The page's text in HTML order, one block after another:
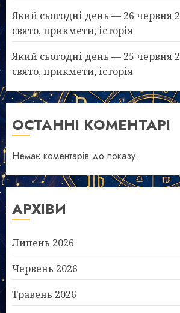
Який сьогодні день — 26 червня
свято, прикмети, історія
Який сьогодні день — 25 червня
свято, прикмети, історія
ОСТАННІ КОМЕНТАРІ
Немає коментарів до показу.
АРХІВИ
Липень 2026
Червень 2026
Травень 2026